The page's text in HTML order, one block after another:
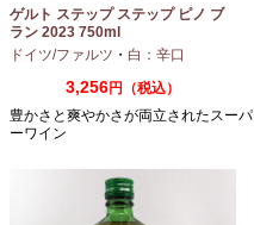
ゲルト ステップ ステップ ピノ ブ
ラン 2023 750ml
ドイツ/ファルツ ・ 白：辛口
3,256円（税込）
豊かさと爽やかさが両立されたスーパ
ーワイン